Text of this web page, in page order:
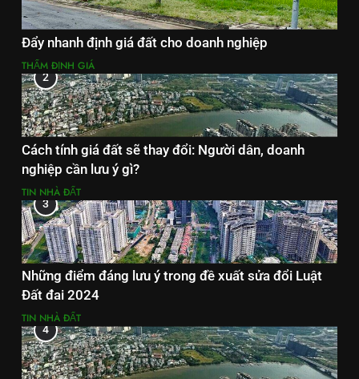
Đẩy nhanh định giá đất cho doanh nghiệp
THẨM ĐỊNH GIÁ
2
Cách tính giá đất sẽ thay đổi: Người dân, doanh
nghiệp cần lưu ý gì?
TIN NHÀ ĐẤT
3
Những điểm đáng lưu ý trong đề xuất sửa đổi Luật
Đất đai 2024
TIN NHÀ ĐẤT
4